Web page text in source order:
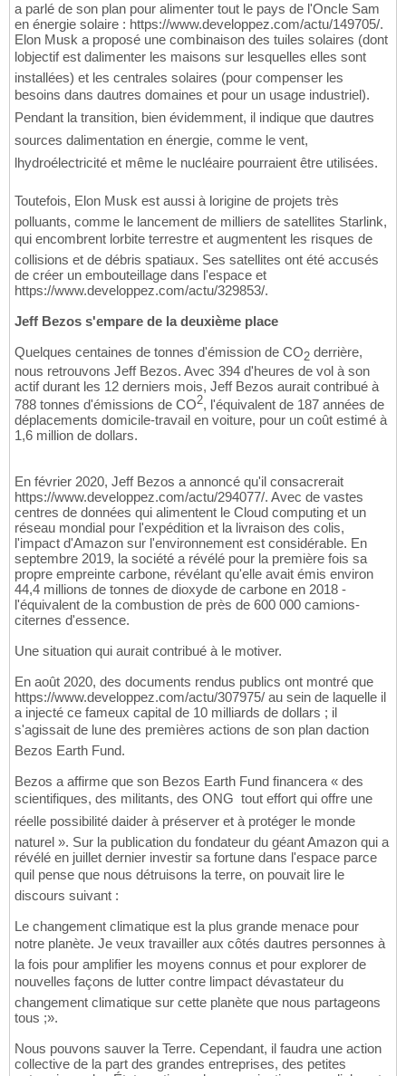
a parlé de son plan pour alimenter tout le pays de l'Oncle Sam
en énergie solaire : https://www.developpez.com/actu/149705/.
Elon Musk a proposé une combinaison des tuiles solaires (dont
lobjectif est dalimenter les maisons sur lesquelles elles sont
installées) et les centrales solaires (pour compenser les
besoins dans dautres domaines et pour un usage industriel).
Pendant la transition, bien évidemment, il indique que dautres
sources dalimentation en énergie, comme le vent,
lhydroélectricité et même le nucléaire pourraient être utilisées.
Toutefois, Elon Musk est aussi à lorigine de projets très
polluants, comme le lancement de milliers de satellites Starlink,
qui encombrent lorbite terrestre et augmentent les risques de
collisions et de débris spatiaux. Ses satellites ont été accusés
de créer un embouteillage dans l'espace et
https://www.developpez.com/actu/329853/.
Jeff Bezos s'empare de la deuxième place
Quelques centaines de tonnes d'émission de CO2 derrière,
nous retrouvons Jeff Bezos. Avec 394 d'heures de vol à son
actif durant les 12 derniers mois, Jeff Bezos aurait contribué à
788 tonnes d'émissions de CO2, l'équivalent de 187 années de
déplacements domicile-travail en voiture, pour un coût estimé à
1,6 million de dollars.
En février 2020, Jeff Bezos a annoncé qu'il consacrerait
https://www.developpez.com/actu/294077/. Avec de vastes
centres de données qui alimentent le Cloud computing et un
réseau mondial pour l'expédition et la livraison des colis,
l'impact d'Amazon sur l'environnement est considérable. En
septembre 2019, la société a révélé pour la première fois sa
propre empreinte carbone, révélant qu'elle avait émis environ
44,4 millions de tonnes de dioxyde de carbone en 2018 -
l'équivalent de la combustion de près de 600 000 camions-
citernes d'essence.
Une situation qui aurait contribué à le motiver.
En août 2020, des documents rendus publics ont montré que
https://www.developpez.com/actu/307975/ au sein de laquelle il
a injecté ce fameux capital de 10 milliards de dollars ; il
s'agissait de lune des premières actions de son plan daction
Bezos Earth Fund.
Bezos a affirme que son Bezos Earth Fund financera « des
scientifiques, des militants, des ONG  tout effort qui offre une
réelle possibilité daider à préserver et à protéger le monde
naturel ». Sur la publication du fondateur du géant Amazon qui a
révélé en juillet dernier investir sa fortune dans l'espace parce
quil pense que nous détruisons la terre, on pouvait lire le
discours suivant :
Le changement climatique est la plus grande menace pour
notre planète. Je veux travailler aux côtés dautres personnes à
la fois pour amplifier les moyens connus et pour explorer de
nouvelles façons de lutter contre limpact dévastateur du
changement climatique sur cette planète que nous partageons
tous ;».
Nous pouvons sauver la Terre. Cependant, il faudra une action
collective de la part des grandes entreprises, des petites